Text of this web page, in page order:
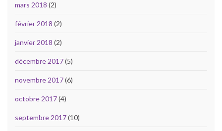
mars 2018 (2)
février 2018 (2)
janvier 2018 (2)
décembre 2017(5)
novembre 2017(6)
octobre 2017(4)
septembre 2017(10)